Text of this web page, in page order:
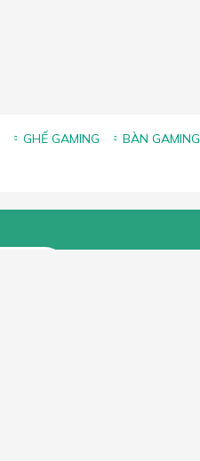
GHẾ GAMING
BÀN GAMING